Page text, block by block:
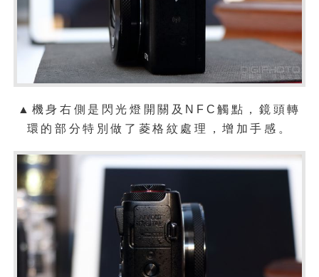
▲機身右側是閃光燈開關及NFC觸點，鏡頭轉
環的部分特別做了菱格紋處理，增加手感。